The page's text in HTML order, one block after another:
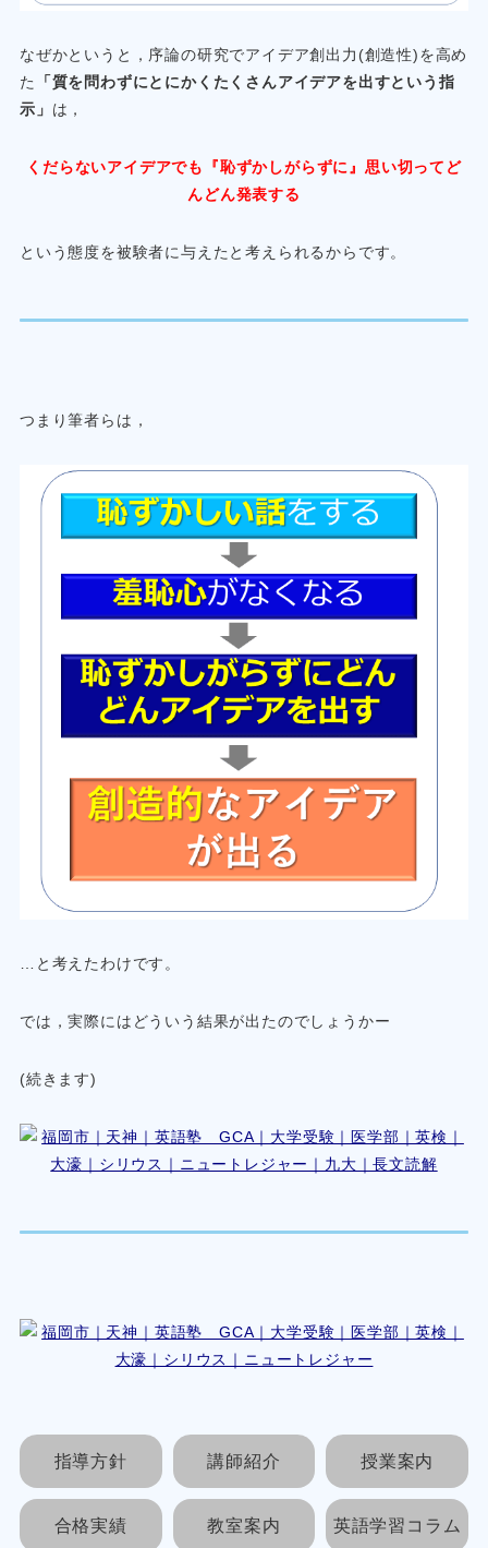
なぜかというと，序論の研究でアイデア創出力(創造性)を高め
た
「質を問わずにとにかくたくさんアイデアを出すという指
示」 は，
くだらないアイデアでも『恥ずかしがらずに』思い切ってど
んどん発表する
という態度を被験者に与えたと考えられるからです。
つまり筆者らは，
…と考えたわけです。
では，実際にはどういう結果が出たのでしょうかー
(続きます)
指導方針 講師紹介 授業案内
合格実績 教室案内 英語学習コラム